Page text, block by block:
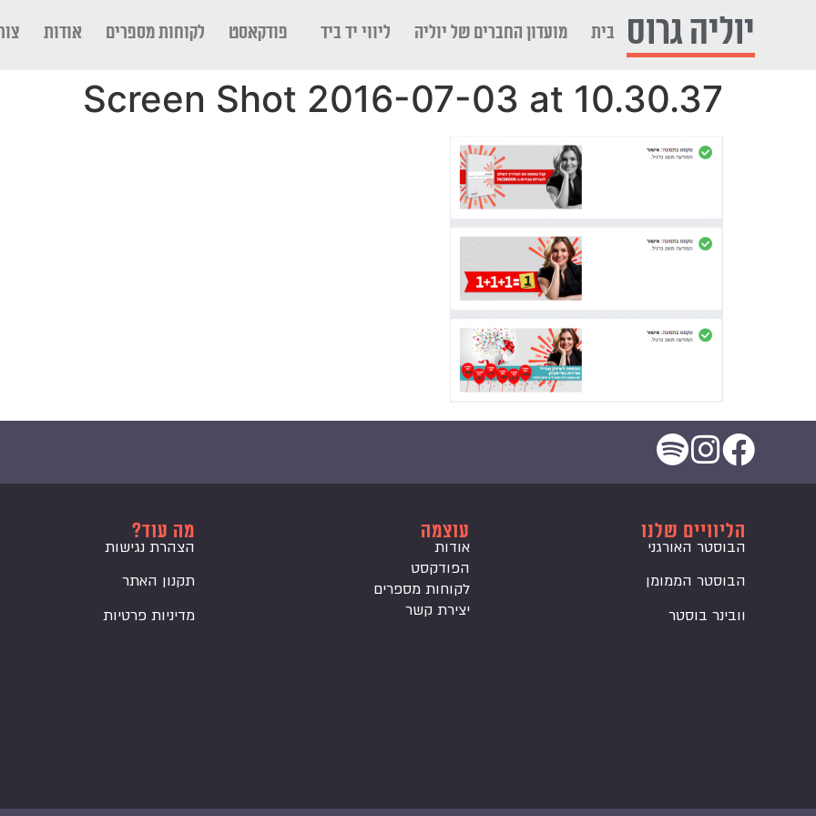
יוליה גרוס בית מועדון החברים של יוליה ליווי יד ביד פודקאסט לקוחות מספרים אודות
Screen Shot 2016-07-03 at 10.30.37
הליוויים שלנו
הבוסטר האורגני
הבוסטר הממומן
וובינר בוסטר
עוצמה
אודות
הפודקסט
לקוחות מספרים
יצירת קשר
מה עוד?
הצהרת נגישות
תקנון האתר
מדיניות פרטיות